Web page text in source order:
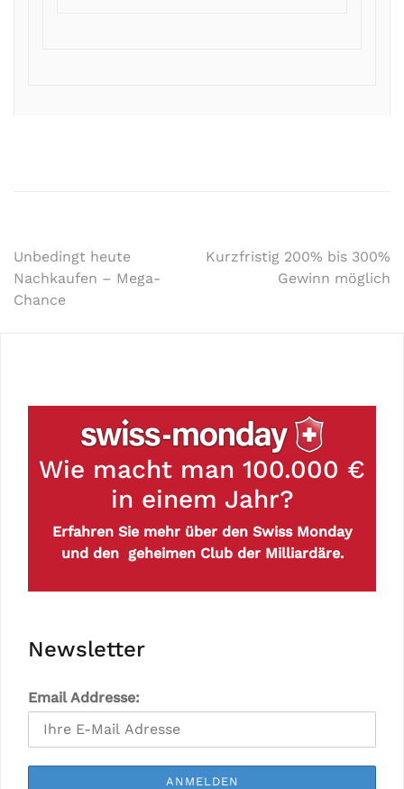
Unbedingt heute
Nachkaufen – Mega-
Chance
Kurzfristig 200% bis 300%
Gewinn möglich
Wie macht man 100.000 €
in einem Jahr?
Erfahren Sie mehr über den Swiss Monday
und den geheimen Club der Milliardäre.
Newsletter
Email Addresse: